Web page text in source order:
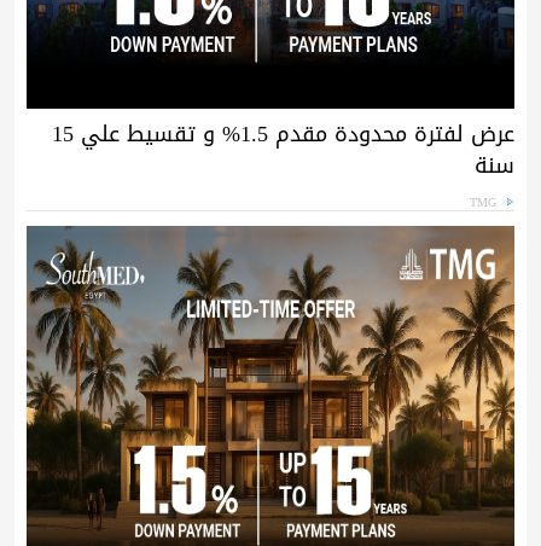
عرض لفترة محدودة مقدم 1.5% و تقسيط علي 15
سنة
TMG